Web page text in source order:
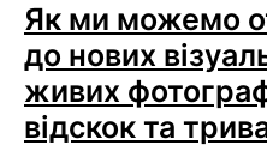
Як ми можемо
до нових
живих
відскок та